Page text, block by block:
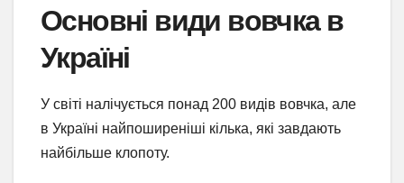
Основні види вовчка в
Україні
У світі налічується понад 200 видів вовчка, але
в Україні найпоширеніші кілька, які завдають
найбільше клопоту.